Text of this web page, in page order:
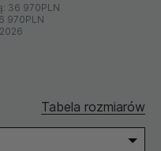
36 970PLN
970PLN
Tabela rozmiarów